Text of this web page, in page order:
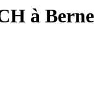
à Berne